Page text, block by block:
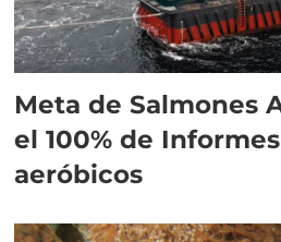
Meta de Salmones
el 100% de
aeróbicos